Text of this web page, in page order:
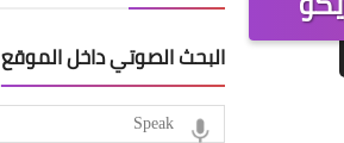
البحث الصوتي داخل الموقع